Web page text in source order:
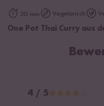
30 min Vegetarisch
One Pot Thai Curry aus
4 / 5